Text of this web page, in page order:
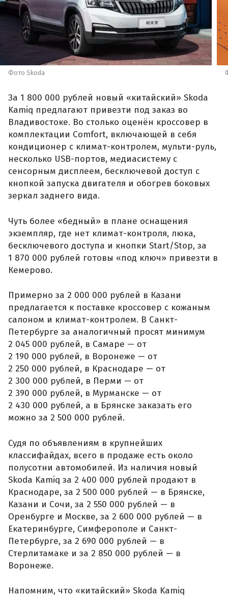
Фото Skoda
За 1 800 000 рублей новый «китайский» Skoda
Kamiq предлагают привезти под заказ во
Владивостоке. Во столько оценён кроссовер в
комплектации Comfort, включающей в себя
кондиционер с климат-контролем, мульти-руль,
несколько USB-портов, медиасистему с
сенсорным дисплеем, бесключевой доступ с
кнопкой запуска двигателя и обогрев боковых
зеркал заднего вида.
Чуть более «бедный» в плане оснащения
экземпляр, где нет климат-контроля, люка,
бесключевого доступа и кнопки Start/Stop, за
1 870 000 рублей готовы «под ключ» привезти в
Кемерово.
Примерно за 2 000 000 рублей в Казани
предлагается к поставке кроссовер с кожаным
салоном и климат-контролем. В Санкт-
Петербурге за аналогичный просят минимум
2 045 000 рублей, в Самаре — от
2 190 000 рублей, в Воронеже — от
2 250 000 рублей, в Краснодаре — от
2 300 000 рублей, в Перми — от
2 390 000 рублей, в Мурманске — от
2 430 000 рублей, а в Брянске заказать его
можно за 2 500 000 рублей.
Судя по объявлениям в крупнейших
классифайдах, всего в продаже есть около
полусотни автомобилей. Из наличия новый
Skoda Kamiq за 2 400 000 рублей продают в
Краснодаре, за 2 500 000 рублей — в Брянске,
Казани и Сочи, за 2 550 000 рублей — в
Оренбурге и Москве, за 2 600 000 рублей — в
Екатеринбурге, Симферополе и Санкт-
Петербурге, за 2 690 000 рублей — в
Стерлитамаке и за 2 850 000 рублей — в
Воронеже.
Напомним, что «китайский» Skoda Kamiq